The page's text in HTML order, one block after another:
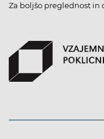
Za boljšo preglednost in